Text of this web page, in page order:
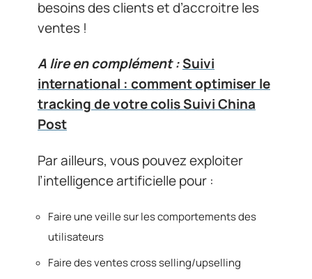
besoins des clients et d’accroitre les
ventes !
A lire en complément :Suivi
international : comment optimiser le
tracking de votre colis Suivi China
Post
Par ailleurs, vous pouvez exploiter
l’intelligence artificielle pour :
Faire une veille sur les comportements des
utilisateurs
Faire des ventes cross selling/upselling